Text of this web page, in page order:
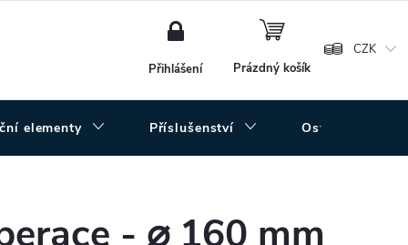
CZK
Přihlášení
NÁKUPNÍ
Prázdný košík
elementy Příslušenství Ostatní
- ⌀ 160 mm